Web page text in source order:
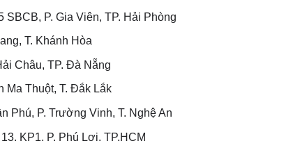
P. Gia Viên, TP. Hải Phòng
T. Khánh Hòa
Châu, TP. Đà Nẵng
Ma Thuột, T. Đắk Lắk
Phú, P. Trường Vinh, T. Nghệ An
KP1, P. Phú Lợi, TP.HCM